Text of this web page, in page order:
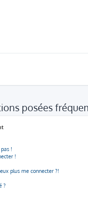
posées
!
!
plus me connecter ?!
?